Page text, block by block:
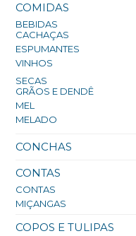
COMIDAS
BEBIDAS
CACHAÇAS
ESPUMANTES
VINHOS
SECAS
GRÃOS E DENDÊ
MEL
MELADO
CONCHAS
CONTAS
CONTAS
MIÇANGAS
COPOS E TULIPAS